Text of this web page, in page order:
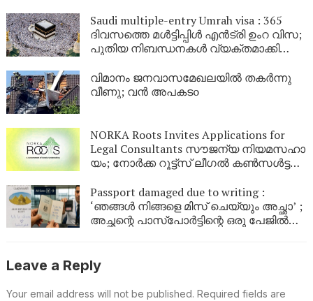
പ്രതീക്ഷ
Saudi multiple-entry Umrah visa : 365
ദിവസത്തെ മൾട്ടിപ്പിൾ എൻട്രി ഉംറ വിസ;
പുതിയ നിബന്ധനകൾ വ്യക്തമാക്കി
വിമാനം ജനവാസമേഖലയിൽ തകർന്നു
വീണു; വൻ അപകടo
NORKA Roots Invites Applications for
Legal Consultants സൗ​ജ​ന്യ നി​യ​മ​സ​ഹാ​
യം; നോ​ർ​ക്ക റൂ​ട്ട്സ് ലീ​ഗ​ൽ ക​ൺ​സ​ൾ​ട്ട​ന്റു​
Passport damaged due to writing :
‘ഞങ്ങൾ നിങ്ങളെ മിസ് ചെയ്യും അച്ഛാ’ ;
അച്ഛന്റെ പാസ്പോർട്ടിന്റെ ഒരു പേജിൽ
അധികൃതർ
Leave a Reply
Your email address will not be published. Required fields are